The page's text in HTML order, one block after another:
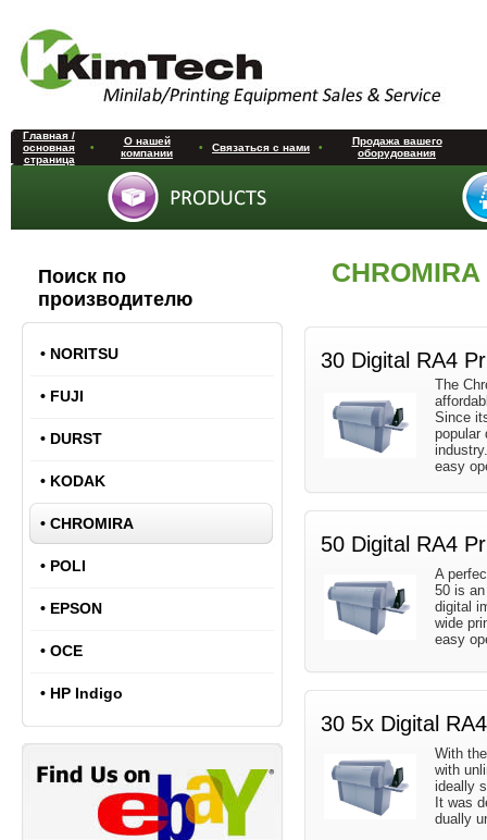
Главная /
основная
страница
•
О нашей
компании
• Связаться с нами •
Продажа вашего
оборудования
Поиск по
производителю
• NORITSU
• FUJI
• DURST
• KODAK
• CHROMIRA
• POLI
• EPSON
• OCE
• HP Indigo
CHROMIRA
30 Digital RA4
The
Since
popular
easy
50 Digital RA4
A
50 is
digital
wide
easy
30 5x Digital
With
with
ideally
It was
dually